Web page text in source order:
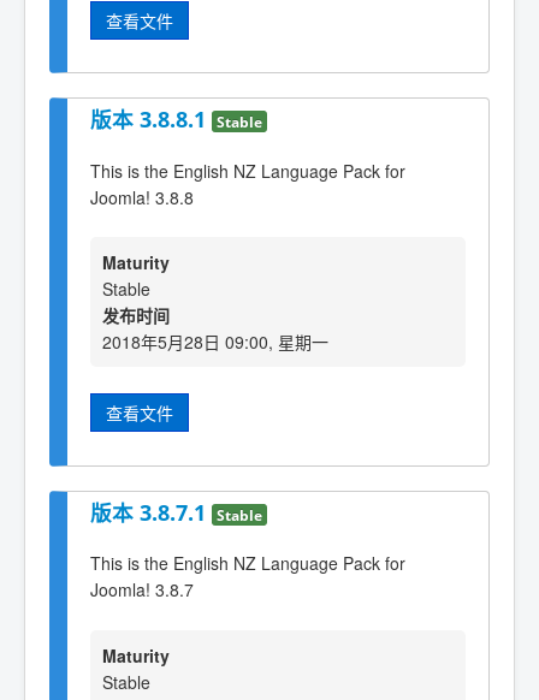
查看文件
版本 3.8.8.1 Stable
This is the English NZ Language Pack for
Joomla! 3.8.8
Maturity
Stable
发布时间
2018年5月28日 09:00, 星期一
查看文件
版本 3.8.7.1 Stable
This is the English NZ Language Pack for
Joomla! 3.8.7
Maturity
Stable